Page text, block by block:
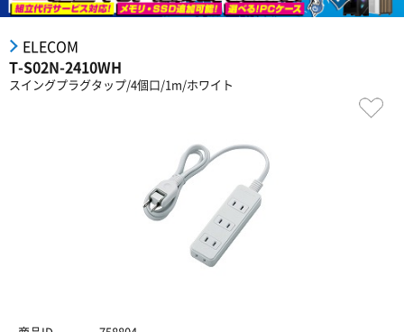
ELECOM
T-S02N-2410WH
スイングプラグタップ/4個口/1m/ホワイト